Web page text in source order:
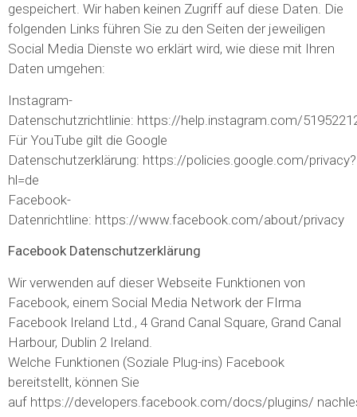
gespeichert. Wir haben keinen Zugriff auf diese Daten. Die
folgenden Links führen Sie zu den Seiten der jeweiligen
Social Media Dienste wo erklärt wird, wie diese mit Ihren
Daten umgehen:
Instagram-
Datenschutzrichtlinie: https://help.instagram.com/
Für YouTube gilt die Google
Datenschutzerklärung: https://policies.google.com/privacy?
hl=de
Facebook-
Datenrichtline: https://www.facebook.com/about/privacy
Facebook Datenschutzerklärung
Wir verwenden auf dieser Webseite Funktionen von
Facebook, einem Social Media Network der FIrma
Facebook Ireland Ltd., 4 Grand Canal Square, Grand Canal
Harbour, Dublin 2 Ireland.
Welche Funktionen (Soziale Plug-ins) Facebook
bereitstellt, können Sie
auf https://developers.facebook.com/docs/plugins/